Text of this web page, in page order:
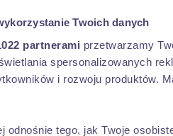
Twoich danych
partnerami przetwarzamy
spersonalizowanych
i rozwoju produktów.
odnośnie tego, jak Twoje